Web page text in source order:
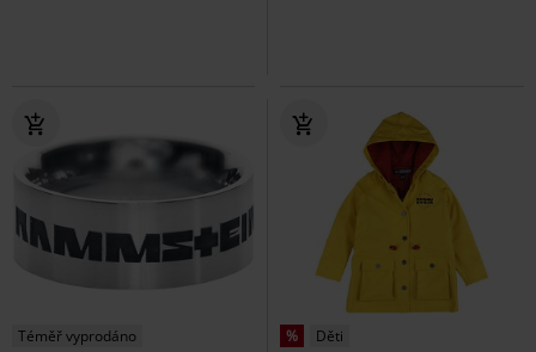
Téměř vyprodáno % Děti